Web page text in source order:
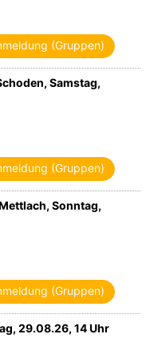
(Gruppen)
Samstag,
(Gruppen)
Sonntag,
(Gruppen)
29.08.26, 14 Uhr